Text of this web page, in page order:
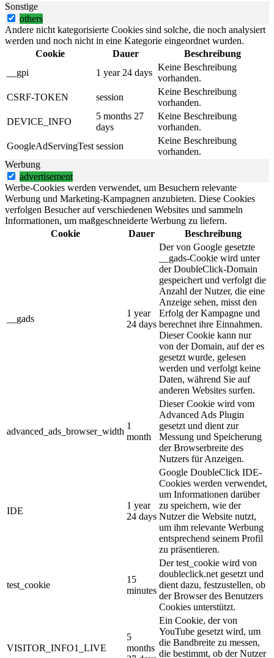
Sonstige
others
Andere nicht kategorisierte Cookies sind solche, die noch analysiert
werden und noch nicht in eine Kategorie eingeordnet wurden.
Cookie
Dauer
Beschreibung
__gpi
1 year 24 days
Keine Beschreibung
vorhanden.
CSRF-TOKEN
session
Keine Beschreibung
vorhanden.
DEVICE_INFO
5 months 27
days
Keine Beschreibung
vorhanden.
GoogleAdServingTest session
Keine Beschreibung
vorhanden.
Werbung
advertisement
Werbe-Cookies werden verwendet, um Besuchern relevante
Werbung und Marketing-Kampagnen anzubieten. Diese Cookies
verfolgen Besucher auf verschiedenen Websites und sammeln
Informationen, um maßgeschneiderte Werbung zu liefern.
Cookie
Dauer Beschreibung
__gads
1 year
24 days
Der von Google gesetzte
__gads-Cookie wird unter
der DoubleClick-Domain
gespeichert und verfolgt die
Anzahl der Nutzer, die eine
Anzeige sehen, misst den
Erfolg der Kampagne und
berechnet ihre Einnahmen.
Dieser Cookie kann nur
von der Domain, auf der es
gesetzt wurde, gelesen
werden und verfolgt keine
Daten, während Sie auf
anderen Websites surfen.
advanced_ads_browser_width
1
month
Dieser Cookie wird vom
Advanced Ads Plugin
gesetzt und dient zur
Messung und Speicherung
der Browserbreite des
Nutzers für Anzeigen.
IDE
1 year
24 days
Google DoubleClick IDE-
Cookies werden verwendet,
um Informationen darüber
zu speichern, wie der
Nutzer die Website nutzt,
um ihm relevante Werbung
entsprechend seinem Profil
zu präsentieren.
test_cookie
15
minutes
Der test_cookie wird von
doubleclick.net gesetzt und
dient dazu, festzustellen, ob
der Browser des Benutzers
Cookies unterstützt.
VISITOR_INFO1_LIVE
5
months
Ein Cookie, der von
YouTube gesetzt wird, um
die Bandbreite zu messen,
die bestimmt, ob der Nutzer